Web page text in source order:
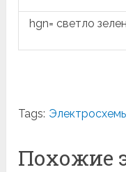
hgn= светло
Tags:
Похожие